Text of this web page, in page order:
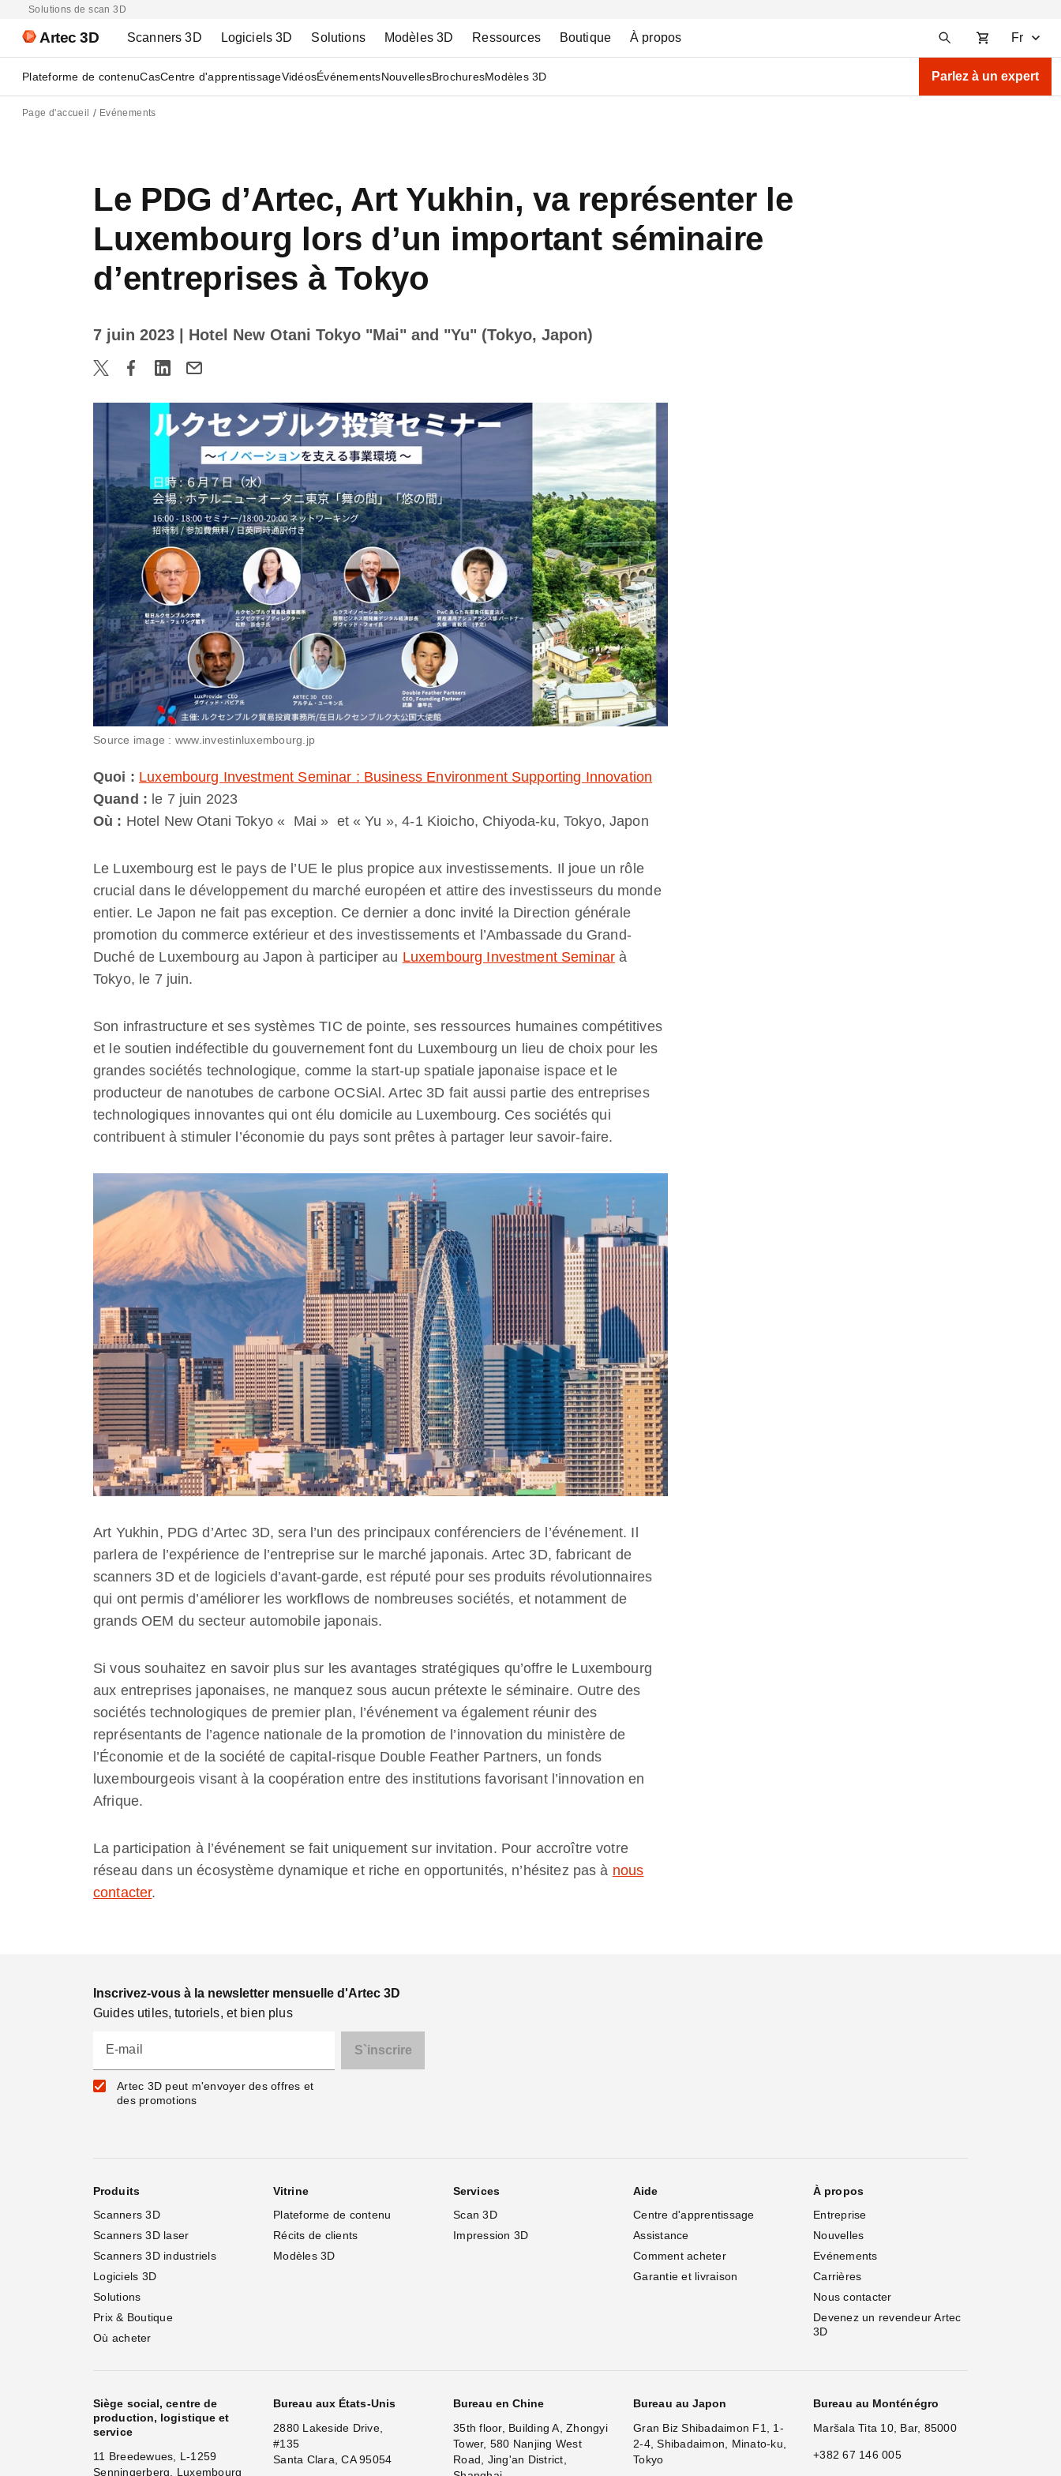
Solutions de scan 3D
Artec 3D Scanners 3D Logiciels 3D Solutions Modèles 3D Ressources Boutique À propos Fr
Plateforme de contenuCasCentre d'apprentissageVidéosÉvénementsNouvellesBrochuresModèles 3D Parlez à un expert
Page d'accueil Evénements
Le PDG d’Artec, Art Yukhin, va représenter le
Luxembourg lors d’un important séminaire
d’entreprises à Tokyo
7 juin 2023 | Hotel New Otani Tokyo "Mai" and "Yu" (Tokyo, Japon)
Source image : www.investinluxembourg.jp
Quoi : Luxembourg Investment Seminar : Business Environment Supporting Innovation
Quand : le 7 juin 2023
Où : Hotel New Otani Tokyo « Mai » et « Yu », 4-1 Kioicho, Chiyoda-ku, Tokyo, Japon
Le Luxembourg est le pays de l’UE le plus propice aux investissements. Il joue un rôle
crucial dans le développement du marché européen et attire des investisseurs du monde
entier. Le Japon ne fait pas exception. Ce dernier a donc invité la Direction générale
promotion du commerce extérieur et des investissements et l’Ambassade du Grand-
Duché de Luxembourg au Japon à participer au Luxembourg Investment Seminar à
Tokyo, le 7 juin.
Son infrastructure et ses systèmes TIC de pointe, ses ressources humaines compétitives
et le soutien indéfectible du gouvernement font du Luxembourg un lieu de choix pour les
grandes sociétés technologique, comme la start-up spatiale japonaise ispace et le
producteur de nanotubes de carbone OCSiAl. Artec 3D fait aussi partie des entreprises
technologiques innovantes qui ont élu domicile au Luxembourg. Ces sociétés qui
contribuent à stimuler l’économie du pays sont prêtes à partager leur savoir-faire.
Art Yukhin, PDG d’Artec 3D, sera l’un des principaux conférenciers de l’événement. Il
parlera de l’expérience de l’entreprise sur le marché japonais. Artec 3D, fabricant de
scanners 3D et de logiciels d’avant-garde, est réputé pour ses produits révolutionnaires
qui ont permis d’améliorer les workflows de nombreuses sociétés, et notamment de
grands OEM du secteur automobile japonais.
Si vous souhaitez en savoir plus sur les avantages stratégiques qu’offre le Luxembourg
aux entreprises japonaises, ne manquez sous aucun prétexte le séminaire. Outre des
sociétés technologiques de premier plan, l’événement va également réunir des
représentants de l’agence nationale de la promotion de l’innovation du ministère de
l’Économie et de la société de capital-risque Double Feather Partners, un fonds
luxembourgeois visant à la coopération entre des institutions favorisant l’innovation en
Afrique.
La participation à l’événement se fait uniquement sur invitation. Pour accroître votre
réseau dans un écosystème dynamique et riche en opportunités, n’hésitez pas à nous
contacter.
Inscrivez-vous à la newsletter mensuelle d'Artec 3D
Guides utiles, tutoriels, et bien plus
E-mail
Artec 3D peut m'envoyer des offres et
des promotions
Produits
Scanners 3D
Scanners 3D laser
Scanners 3D industriels
Logiciels 3D
Solutions
Prix & Boutique
Où acheter
Vitrine
Plateforme de contenu
Récits de clients
Modèles 3D
Services
Scan 3D
Impression 3D
Aide
Centre d'apprentissage
Assistance
Comment acheter
Garantie et livraison
À propos
Entreprise
Nouvelles
Evénements
Carrières
Nous contacter
Devenez un revendeur Artec
3D
Siège social, centre de
production, logistique et
service
11 Breedewues, L-1259
Senningerberg, Luxembourg
Bureau aux États-Unis
2880 Lakeside Drive,
#135
Santa Clara, CA 95054
Bureau en Chine
35th floor, Building A, Zhongyi
Tower, 580 Nanjing West
Road, Jing'an District,
Bureau au Japon
Gran Biz Shibadaimon F1, 1-
2-4, Shibadaimon, Minato-ku,
Tokyo
Bureau au Monténégro
Maršala Tita 10, Bar, 85000
+382 67 146 005